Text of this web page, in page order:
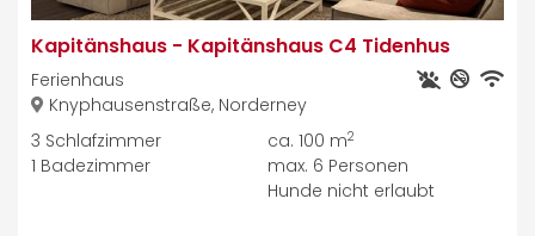
Kapitänshaus - Kapitänshaus C4 Tidenhus
Ferienhaus
Knyphausenstraße, Norderney
3 Schlafzimmer
1 Badezimmer
ca. 100 m2
max. 6 Personen
Hunde nicht erlaubt